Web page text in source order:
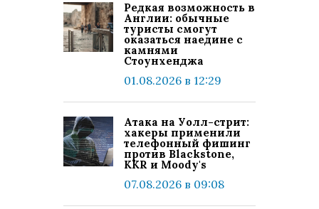
Редкая возможность в
Англии: обычные
туристы смогут
оказаться наедине с
камнями
Стоунхенджа
01.08.2026 в 12:29
Атака на Уолл-стрит:
хакеры применили
телефонный фишинг
против Blackstone,
KKR и Moody's
07.08.2026 в 09:08